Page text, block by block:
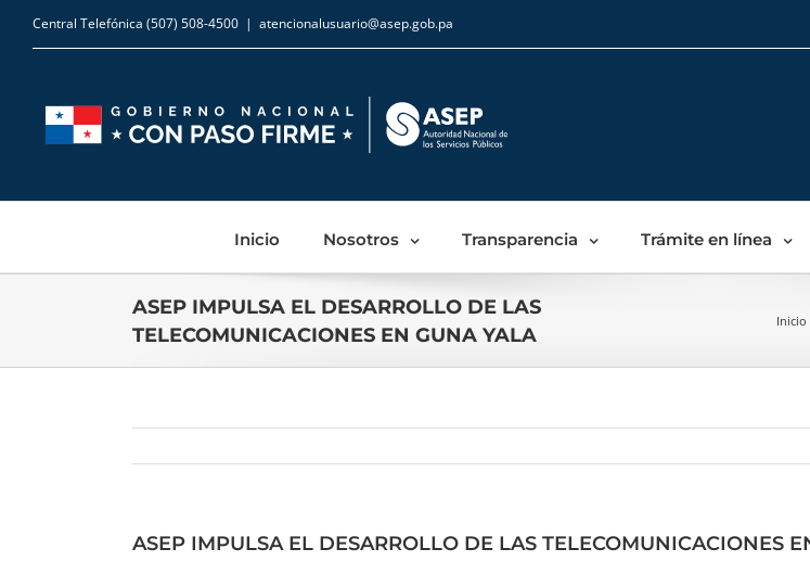
content
Central Telefónica (507) 508-4500 | atencionalusuario@asep.gob.pa
Inicio Nosotros Transparencia Trámite en línea
ASEP IMPULSA EL DESARROLLO DE LAS
TELECOMUNICACIONES EN GUNA YALA
Inicio
ASEP IMPULSA EL DESARROLLO DE LAS TELECOMUNICACIONES